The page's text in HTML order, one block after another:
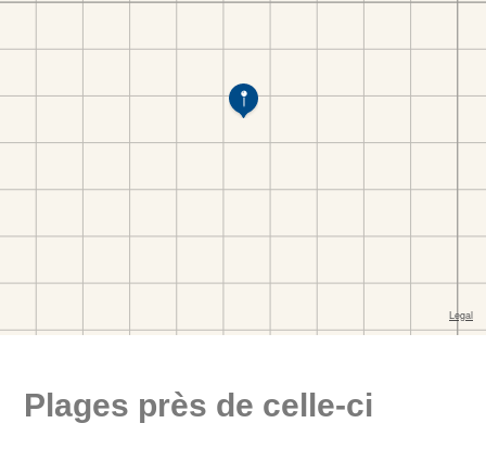
Plages près de celle-ci